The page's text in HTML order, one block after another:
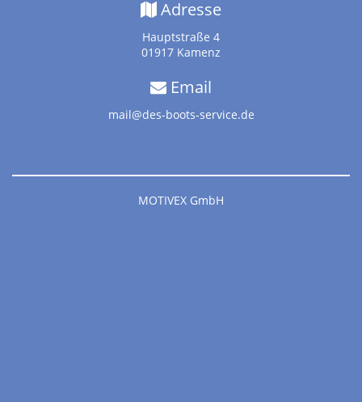
Adresse
Hauptstraße 4
01917 Kamenz
Email
mail@des-boots-service.de
MOTIVEX GmbH